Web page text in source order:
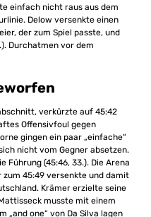
einfach nicht raus aus dem
Delow versenkte einen
der zum Spiel passte, und
Durchatmen vor dem
verkürzte auf 45:42
Offensivfoul gegen
gingen ein paar „einfache“
nicht vom Gegner absetzen.
Führung (45:46, 33.). Die Arena
zum 45:49 versenkte und damit
Krämer erzielte seine
musste mit einem
„and one“ von Da Silva lagen